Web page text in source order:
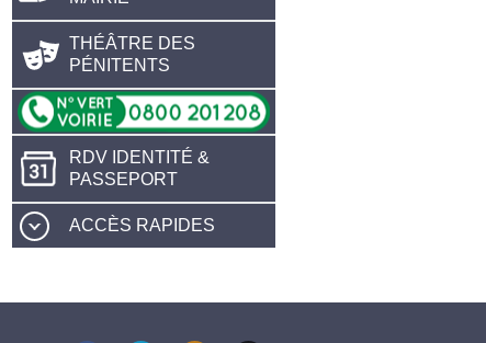
THÉÂTRE DES
PÉNITENTS
RDV IDENTITÉ &
PASSEPORT
ACCÈS RAPIDES